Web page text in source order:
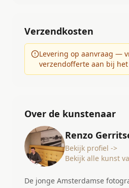
Verzendkosten
Levering op aanvraag —
verzendofferte aan bij
Over de kunstenaar
Renzo
Bekijk profiel ->
Bekijk alle kunst
De jonge Amsterdamse